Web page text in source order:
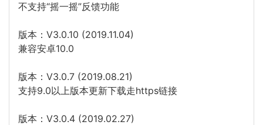
不支持“摇一摇”反馈功能
版本：V3.0.10 (2019.11.04)
兼容安卓10.0
版本：V3.0.7 (2019.08.21)
支持9.0以上版本更新下载走https链接
版本：V3.0.4 (2019.02.27)